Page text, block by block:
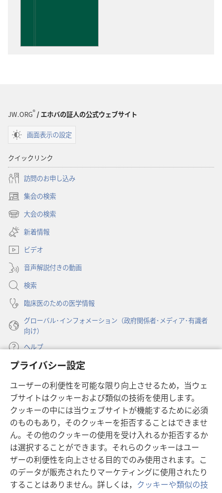
プライバシー設定
ユーザーの利便性を可能な限り向上させるため，当ウェ
ブサイトはクッキーおよび類似の技術を使用します。
クッキーの中には当ウェブサイトが機能するために必須
のものもあり，そのクッキーを拒否することはできませ
ん。その他のクッキーの使用を受け入れるか拒否するか
は選択することができます。それらのクッキーはユー
ザーの利便性を向上させる目的でのみ使用されます。こ
のデータが販売されたりマーケティングに使用されたり
することはありません。詳しくは， クッキーや類似の技
JW.ORG® / エホバの証人の公式ウェブサイト
画面表示の設定
クイックリンク
訪問のお申し込み
集会の検索
（新
し
タ
で
開
く）
大会の検索
（新
し
い
タ
ブ
で
開
く）
新着情報
ビデオ
音声解説付きの動画
検索
臨床医のための医学情報
グローバル･インフォメーション（政府関係者･メディア･有識者
向け）
ヘルプ
寄付
し
い
タ
ブ
で
開
く）
ものみの塔 オンライン・ライブラリー
（新
し
い
タ
ブ
で
開
く）
JW Hub ®
（新
し
い
タ
ブ
で
開
JW Library
Watchtower Library®